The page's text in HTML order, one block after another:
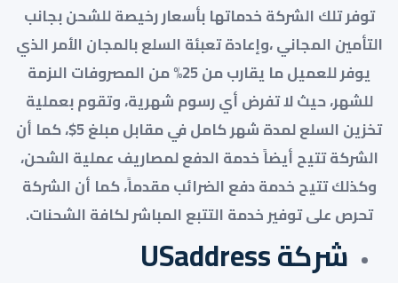
توفر تلك الشركة خدماتها بأسعار رخيصة للشحن بجانب
التأمين المجاني ،وإعادة تعبئة السلع بالمجان الأمر الذي
يوفر للعميل ما يقارب من 25% من المصروفات الىزمة
للشهر، حيث لا تفرض أي رسوم شهرية، وتقوم بعملية
تخزين السلع لمدة شهر كامل في مقابل مبلغ 5$، كما أن
الشركة تتيح أيضاً خدمة الدفع لمصاريف عملية الشحن،
وكذلك تتيح خدمة دفع الضرائب مقدماً، كما أن الشركة
تحرص على توفير خدمة التتبع المباشر لكافة الشحنات.
شركة USaddress